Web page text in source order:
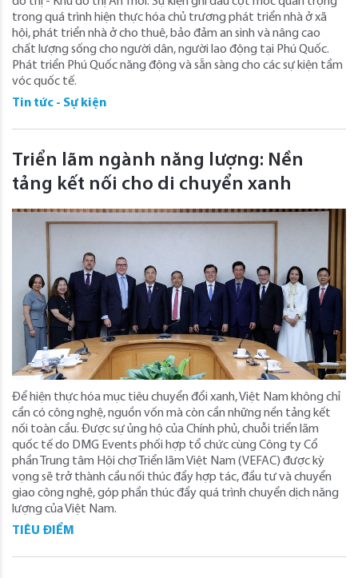
trong quá trình hiện thực hóa chủ trương phát triển nhà ở xã
hội, phát triển nhà ở cho thuê, bảo đảm an sinh và nâng cao
chất lượng sống cho người dân, người lao động tại Phú Quốc.
Phát triển Phú Quốc năng động và sẵn sàng cho các sự kiện tầm
vóc quốc tế.
Tin tức - Sự kiện
Triển lãm ngành năng lượng: Nền
tảng kết nối cho di chuyển xanh
Để hiện thực hóa mục tiêu chuyển đổi xanh, Việt Nam không chỉ
cần có công nghệ, nguồn vốn mà còn cần những nền tảng kết
nối toàn cầu. Được sự ủng hộ của Chính phủ, chuỗi triển lãm
quốc tế do DMG Events phối hợp tổ chức cùng Công ty Cổ
phần Trung tâm Hội chợ Triển lãm Việt Nam (VEFAC) được kỳ
vọng sẽ trở thành cầu nối thúc đẩy hợp tác, đầu tư và chuyển
giao công nghệ, góp phần thúc đẩy quá trình chuyển dịch năng
lượng của Việt Nam.
TIÊU ĐIỂM